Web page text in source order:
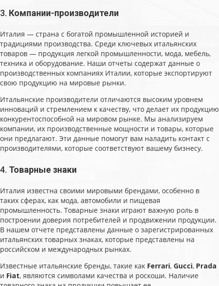
3. Компании-производители
Италия — страна с богатой промышленной историей и
традициями производства. Среди ключевых итальянских
товаров — продукция легкой промышленности, мода, мебель,
техника и оборудование. Наши отчеты содержат данные о
производственных компаниях Италии, которые экспортируют
свою продукцию на мировые рынки.
Итальянские производители отличаются высоким уровнем
инноваций и стремлением к качеству, что делает их продукцию
конкурентоспособной на мировом рынке. Мы анализируем
компании, их производственные мощности и товары, которые
они предлагают. Эти данные помогут вам наладить контакт с
производителями, которые соответствуют вашему бизнесу.
4. Товарные знаки
Италия известна своими мировыми брендами, особенно в
таких сферах, как мода, автомобили и пищевая
промышленность. Товарные знаки играют важную роль в
построении доверия потребителей и продвижении продукции.
В нашем отчете представлены данные о зарегистрированных
итальянских товарных знаках, которые представлены на
российском и международных рынках.
Известные итальянские бренды, такие как Ferrari, Gucci, Prada
и Fiat, являются символами качества и роскоши. Наличие